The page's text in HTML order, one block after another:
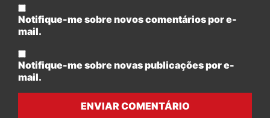
Notifique-me sobre novos comentários por e-
mail.
Notifique-me sobre novas publicações por e-
mail.
ENVIAR COMENTÁRIO